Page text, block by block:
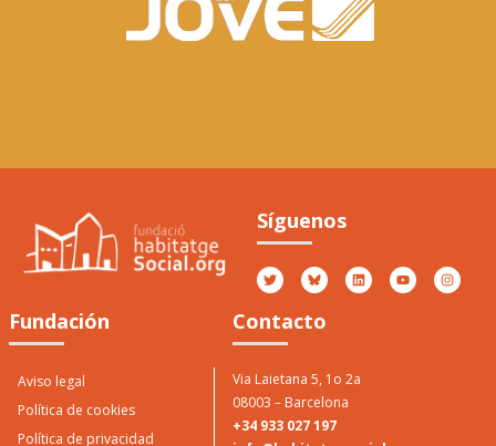
Otorgado por Casa Jové
Síguenos
Fundación
Aviso legal
Política de cookies
Política de privacidad
Contacto
Via Laietana 5, 1o 2a
08003 – Barcelona
+34 933 027 197